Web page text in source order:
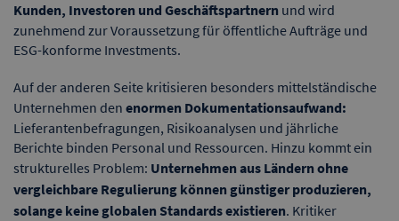
Kunden, Investoren und Geschäftspartnern und wird
zunehmend zur Voraussetzung für öffentliche Aufträge und
ESG-konforme Investments.
Auf der anderen Seite kritisieren besonders mittelständische
Unternehmen den enormen Dokumentationsaufwand:
Lieferantenbefragungen, Risikoanalysen und jährliche
Berichte binden Personal und Ressourcen. Hinzu kommt ein
strukturelles Problem: Unternehmen aus Ländern ohne
vergleichbare Regulierung können günstiger produzieren,
solange keine globalen Standards existieren. Kritiker